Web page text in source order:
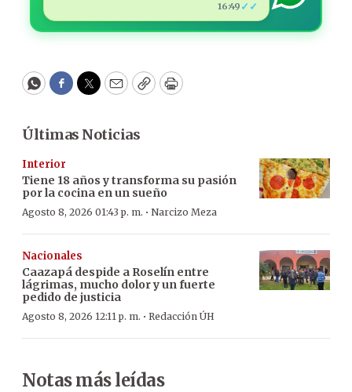
16:49 ✓✓
WhatsApp
Facebook
Twitter
EmailCopyPrint
Últimas Noticias
Interior
Tiene 18 años y transforma su pasión
por la cocina en un sueño
Agosto 8, 2026 01:43 p. m. · Narcizo Meza
Nacionales
Caazapá despide a Roselín entre
lágrimas, mucho dolor y un fuerte
pedido de justicia
Agosto 8, 2026 12:11 p. m. · Redacción ÚH
Notas más leídas